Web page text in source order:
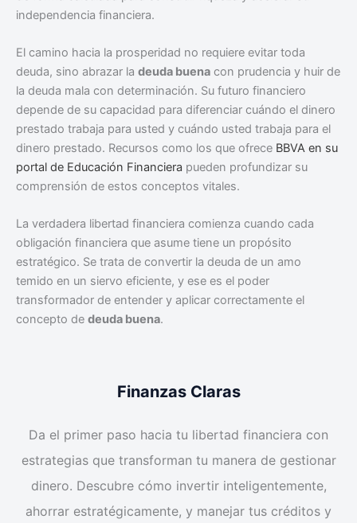
independencia financiera.
El camino hacia la prosperidad no requiere evitar toda
deuda, sino abrazar la deuda buena con prudencia y huir de
la deuda mala con determinación. Su futuro financiero
depende de su capacidad para diferenciar cuándo el dinero
prestado trabaja para usted y cuándo usted trabaja para el
dinero prestado. Recursos como los que ofrece BBVA en su
portal de Educación Financiera pueden profundizar su
comprensión de estos conceptos vitales.
La verdadera libertad financiera comienza cuando cada
obligación financiera que asume tiene un propósito
estratégico. Se trata de convertir la deuda de un amo
temido en un siervo eficiente, y ese es el poder
transformador de entender y aplicar correctamente el
concepto de deuda buena.
Finanzas Claras
Da el primer paso hacia tu libertad financiera con
estrategias que transforman tu manera de gestionar
dinero. Descubre cómo invertir inteligentemente,
ahorrar estratégicamente, y manejar tus créditos y